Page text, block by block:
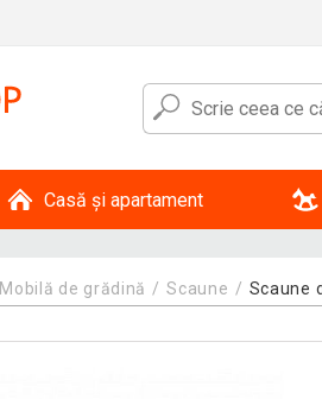
Casă și apartament
Mobilă de grădină Scaune Scaune